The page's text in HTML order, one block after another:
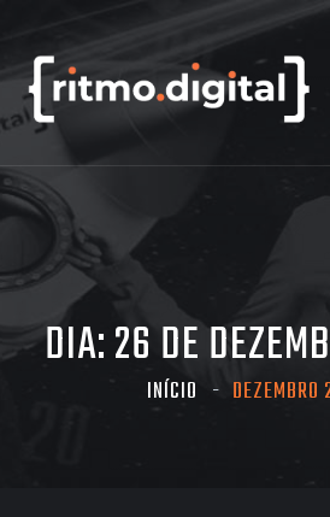
DIA:26 DE
INÍCIO